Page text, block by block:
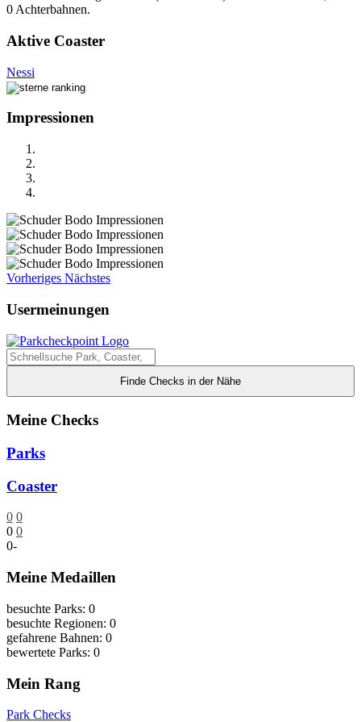
0 Achterbahnen.
Aktive Coaster
Nessi
Impressionen
Vorheriges Nächstes
Usermeinungen
Finde Checks in der Nähe
Meine Checks
Parks
Coaster
0 0
0 0
0-
Meine Medaillen
besuchte Parks: 0
besuchte Regionen: 0
gefahrene Bahnen: 0
bewertete Parks: 0
Mein Rang
Park Checks